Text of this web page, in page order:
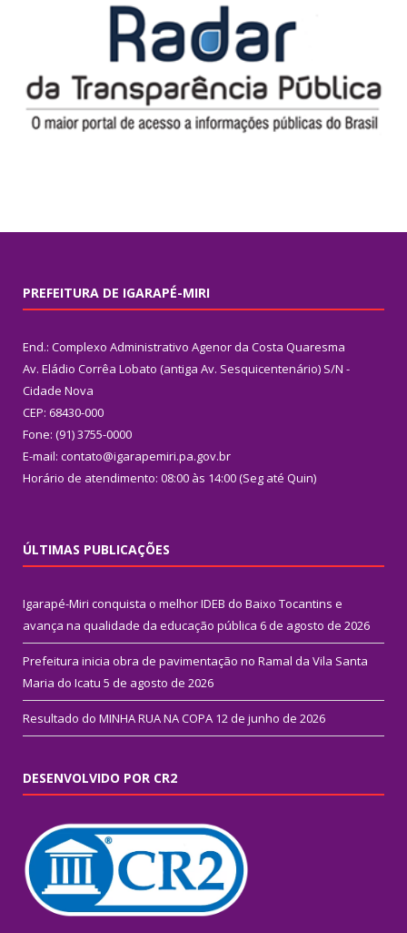
PREFEITURA DE IGARAPÉ-MIRI
End.: Complexo Administrativo Agenor da Costa Quaresma
Av. Eládio Corrêa Lobato (antiga Av. Sesquicentenário) S/N -
Cidade Nova
CEP: 68430-000
Fone: (91) 3755-0000
E-mail: contato@igarapemiri.pa.gov.br
Horário de atendimento: 08:00 às 14:00 (Seg até Quin)
ÚLTIMAS PUBLICAÇÕES
Igarapé-Miri conquista o melhor IDEB do Baixo Tocantins e
avança na qualidade da educação pública 6 de agosto de 2026
Prefeitura inicia obra de pavimentação no Ramal da Vila Santa
Maria do Icatu 5 de agosto de 2026
Resultado do MINHA RUA NA COPA 12 de junho de 2026
DESENVOLVIDO POR CR2